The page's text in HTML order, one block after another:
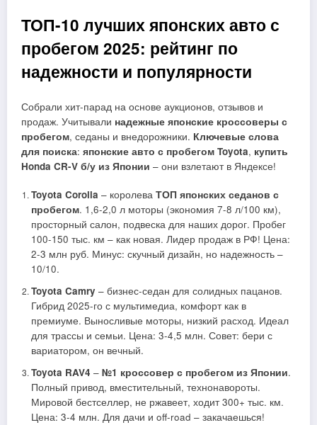
ТОП-10 лучших японских авто с
пробегом 2025: рейтинг по
надежности и популярности
Собрали хит-парад на основе аукционов, отзывов и
продаж. Учитывали надежные японские кроссоверы с
пробегом, седаны и внедорожники. Ключевые слова
для поиска: японские авто с пробегом Toyota, купить
Honda CR-V б/у из Японии – они взлетают в Яндексе!
Toyota Corolla – королева ТОП японских седанов с
пробегом. 1,6-2,0 л моторы (экономия 7-8 л/100 км),
просторный салон, подвеска для наших дорог. Пробег
100-150 тыс. км – как новая. Лидер продаж в РФ! Цена:
2-3 млн руб. Минус: скучный дизайн, но надежность –
10/10.
Toyota Camry – бизнес-седан для солидных пацанов.
Гибрид 2025-го с мультимедиа, комфорт как в
премиуме. Выносливые моторы, низкий расход. Идеал
для трассы и семьи. Цена: 3-4,5 млн. Совет: бери с
вариатором, он вечный.
Toyota RAV4 – №1 кроссовер с пробегом из Японии.
Полный привод, вместительный, технонавороты.
Мировой бестселлер, не ржавеет, ходит 300+ тыс. км.
Цена: 3-4 млн. Для дачи и off-road – закачаешься!